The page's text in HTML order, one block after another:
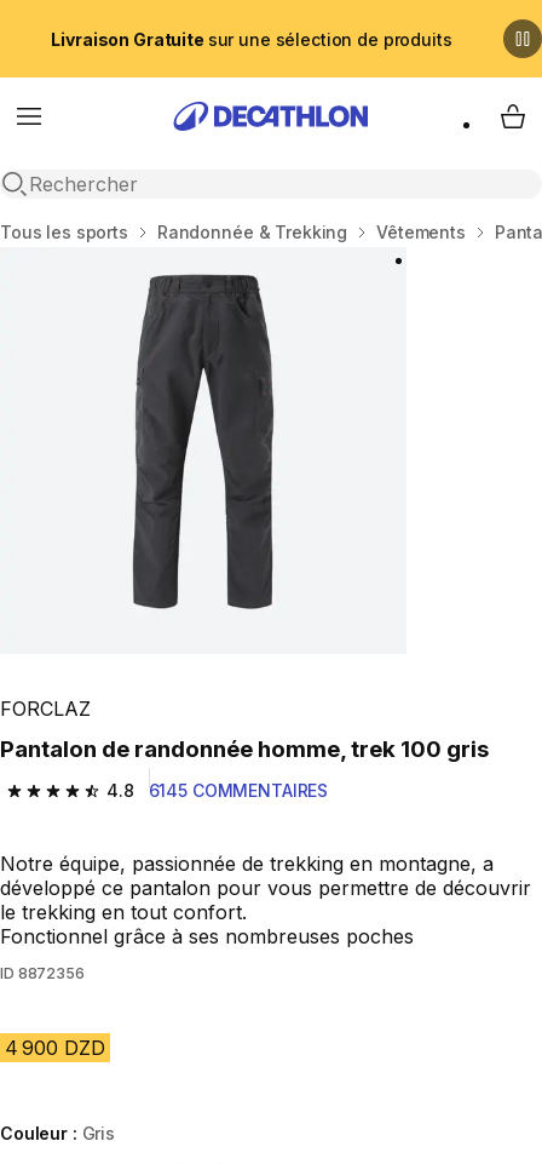
Livraison Gratuite sur une sélection de produits
Menu
Recherche ouverte
My
Accueil
Tous les sports Randonnée & Trekking Vêtements
FORCLAZ
Pantalon de randonnée homme, trek 100 gris
4.8
4.8 out of 5 stars from 6145 reviews
6145 COMMENTAIRES
Notre équipe, passionnée de trekking en montagne, a
développé ce pantalon pour vous permettre de découvrir
le trekking en tout confort.
Fonctionnel grâce à ses nombreuses poches
ID 8872356
4 900 DZD
Couleur : Gris